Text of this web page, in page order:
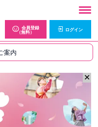
会員登録
（無料）
ログイン
案内
✕